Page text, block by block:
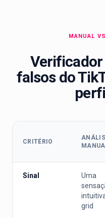
MANUAL
Verificador
falsos do
CRITÉRIO
Sinal
Uma
grid